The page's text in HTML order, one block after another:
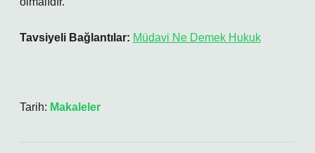
Tavsiyeli Bağlantılar: Müdavi Ne Demek Hukuk
Tarih: Makaleler